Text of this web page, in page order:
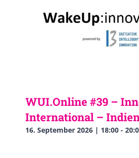
WUI.Online #39 –
International –
16. September 2026 | 18:00 -